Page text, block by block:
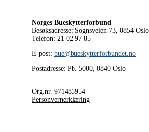
Norges Bueskytterforbund
Besøksadresse: Sognsveien 73, 0854 Oslo
Telefon: 21 02 97 85
E-post: bue@bueskytterforbundet.no
Postadresse: Pb. 5000, 0840 Oslo
Org.nr. 971483954
Personvernerklæring